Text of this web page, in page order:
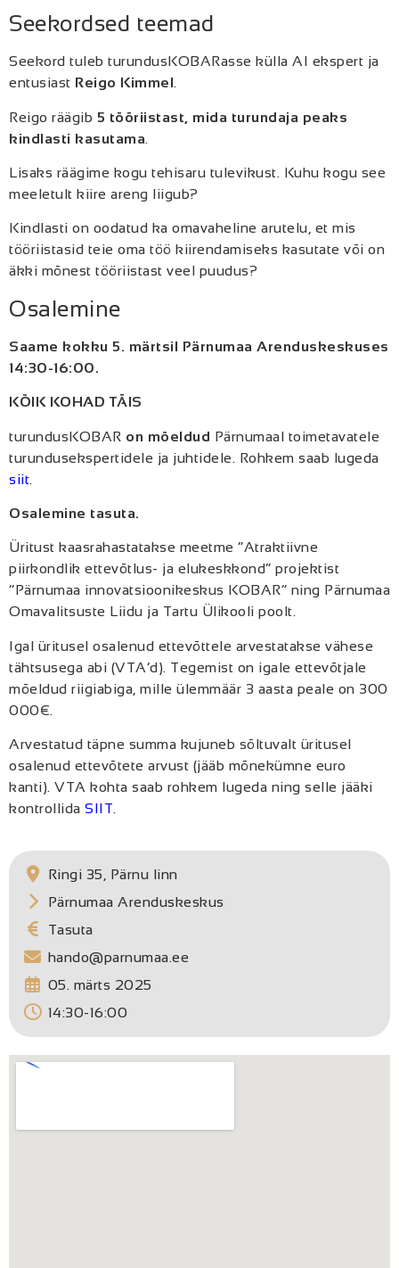
Seekordsed teemad
Seekord tuleb turundusKOBARasse külla AI ekspert ja
entusiast Reigo Kimmel.
Reigo räägib 5 tööriistast, mida turundaja peaks
kindlasti kasutama.
Lisaks räägime kogu tehisaru tulevikust. Kuhu kogu see
meeletult kiire areng liigub?
Kindlasti on oodatud ka omavaheline arutelu, et mis
tööriistasid teie oma töö kiirendamiseks kasutate või on
äkki mõnest tööriistast veel puudus?
Osalemine
Saame kokku 5. märtsil Pärnumaa Arenduskeskuses
14:30-16:00.
KÕIK KOHAD TÄIS
turundusKOBAR on mõeldud Pärnumaal toimetavatele
turundusekspertidele ja juhtidele. Rohkem saab lugeda
siit.
Osalemine tasuta.
Üritust kaasrahastatakse meetme “Atraktiivne
piirkondlik ettevõtlus- ja elukeskkond” projektist
“Pärnumaa innovatsioonikeskus KOBAR” ning Pärnumaa
Omavalitsuste Liidu ja Tartu Ülikooli poolt.
Igal üritusel osalenud ettevõttele arvestatakse vähese
tähtsusega abi (VTA’d). Tegemist on igale ettevõtjale
mõeldud riigiabiga, mille ülemmäär 3 aasta peale on 300
000€.
Arvestatud täpne summa kujuneb sõltuvalt üritusel
osalenud ettevõtete arvust (jääb mõnekümne euro
kanti). VTA kohta saab rohkem lugeda ning selle jääki
kontrollida SIIT.
Ringi 35, Pärnu linn
Pärnumaa Arenduskeskus
Tasuta
hando@parnumaa.ee
05. märts 2025
14:30-16:00